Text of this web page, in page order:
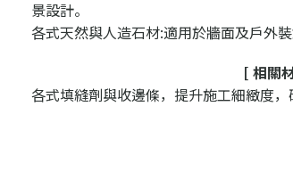
景設計。
各式天然與人造石材:適用於牆面及戶外
[ 相關
各式填縫劑與收邊條，提升施工細緻度，